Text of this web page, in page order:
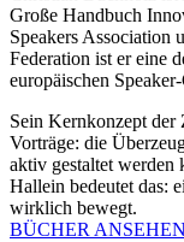
Große Handbuch
Speakers Association
Federation ist er eine
europäischen
Sein Kernkonzept der
Vorträge: die
aktiv gestaltet
Hallein bedeutet das:
wirklich bewegt.
BÜCHER ANSEHEN